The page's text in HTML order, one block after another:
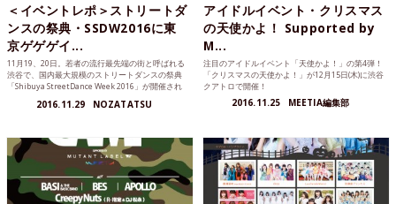
＜イベントレポ＞ストリートダ
ンスの祭典・SSDW2016に東
京ゲゲゲイ...
11月19、20日。若者の流行最先端の街と呼ばれる
渋谷で、国内最大規模のストリートダンスの祭典
「Shibuya StreetDance Week 2016」が開催され
テージの模様を中心にイベントレポートをお届
2016.11.29 NOZATATSU
アイドルイベント・クリスマス
の天使かよ！ Supported by
M...
注目のアイドルイベント「天使かよ！」の第4弾！
「クリスマスの天使かよ！」が12月15日(木)に渋谷
クアトロで開催！
2016.11.25 MEETIA編集部